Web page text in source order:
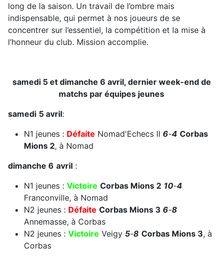
long de la saison. Un travail de l’ombre mais
indispensable, qui permet à nos joueurs de se
concentrer sur l’essentiel, la compétition et la mise à
l’honneur du club. Mission accomplie.
samedi 5 et dimanche 6 avril, dernier week-end de
matchs par équipes jeunes
samedi 5 avril:
N1 jeunes : Défaite Nomad'Echecs II 6-4 Corbas
Mions 2, à Nomad
dimanche 6 avril :
N1 jeunes : Victoire Corbas Mions 2 10-4
Franconville, à Nomad
N2 jeunes : Défaite Corbas Mions 3 6-8
Annemasse, à Corbas
N2 jeunes : Victoire Veigy 5-8 Corbas Mions 3, à
Corbas